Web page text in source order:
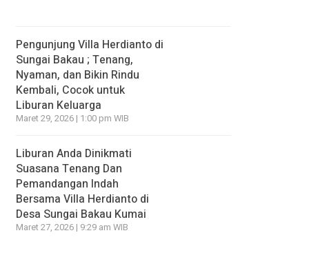
Pengunjung Villa Herdianto di
Sungai Bakau ; Tenang,
Nyaman, dan Bikin Rindu
Kembali, Cocok untuk
Liburan Keluarga
Maret 29, 2026 | 1:00 pm WIB
Liburan Anda Dinikmati
Suasana Tenang Dan
Pemandangan Indah
Bersama Villa Herdianto di
Desa Sungai Bakau Kumai
Maret 27, 2026 | 9:29 am WIB